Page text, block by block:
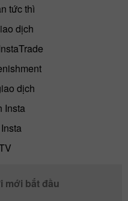
tức thì
dịch
dịch
Insta
mới bắt đầu